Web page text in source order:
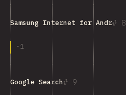
8
Samsung Internet for Android
-1
9
Google Search